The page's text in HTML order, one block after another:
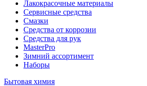
Лакокрасочные материалы
Сервисные средства
Смазки
Средства от коррозии
Средства для рук
MasterPro
Зимний ассортимент
Наборы
Бытовая химия